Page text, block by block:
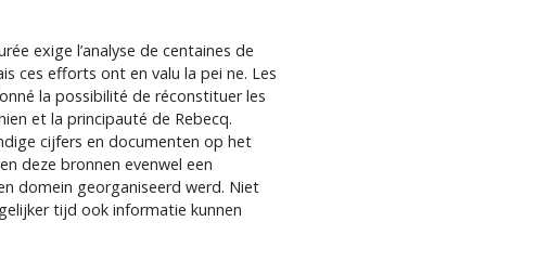
exige l’analyse de centaines de
ces efforts ont en valu la pei ne. Les
la possibilité de réconstituer les
et la principauté de Rebecq.
cijfers en documenten op het
deze bronnen evenwel een
domein georganiseerd werd. Niet
tijd ook informatie kunnen